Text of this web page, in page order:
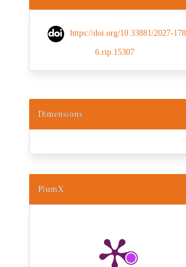
https://doi.org/10.33881/2027-178
6.rip.15307
Dimensions
PlumX